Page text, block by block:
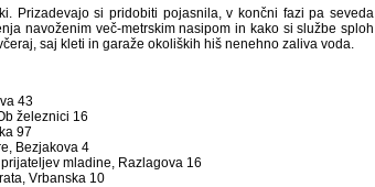
Prizadevajo si pridobiti pojasnila, v končni fazi pa seveda
navoženim več-metrskim nasipom in kako si službe sploh
saj kleti in garaže okoliških hiš nenehno zaliva voda.
43
železnici 16
97
Bezjakova 4
mladine, Razlagova 16
Vrbanska 10